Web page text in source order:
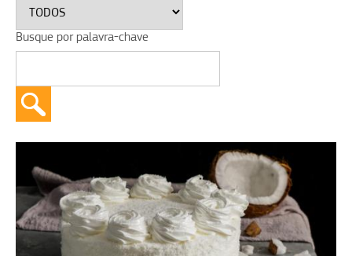
Busque por palavra-chave